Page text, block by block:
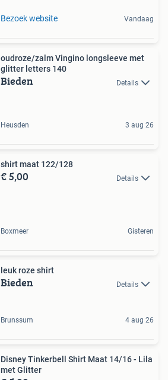
Bezoek website Vandaag
oudroze/zalm Vingino longsleeve met
glitter letters 140
Bieden Details
Heusden 3 aug 26
shirt maat 122/128
€ 5,00 Details
Boxmeer Gisteren
leuk roze shirt
Bieden Details
Brunssum 4 aug 26
Disney Tinkerbell Shirt Maat 14/16 - Lila
met Glitter